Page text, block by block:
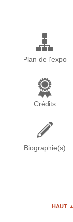
Plan de l'expo
Crédits
Biographie(s)
HAUT ▲